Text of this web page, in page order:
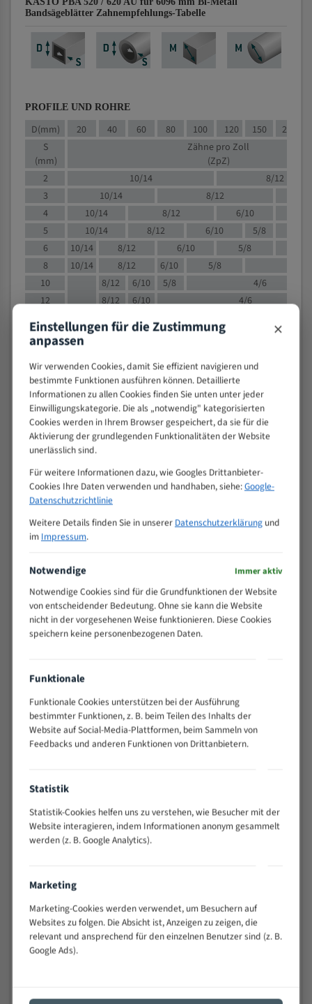
Bandsägeblätter Zahnempfehlungs-Tabelle
PROFILE UND ROHRE
D(mm) 20 40 60 80 100 120 150 200
S
(mm)
Zähne pro Zoll
(ZpZ)
2
10/14
8/12
3
10/14 8/12
4
10/14 8/12 6/10
5
10/14 8/12 6/10
5/8
6
10/14 8/12 6/10
5/8
8
10/14 8/12 6/10 5/8
10
8/12 6/10 5/8
4/6
12
8/12 6/10
4/6
8/12 6/10
20
4/6
50
4/5
80
> 100
VOLLMATERIAL
Zoll (ZpZ))
>
25
10/14
15 - 40
8/12
25 - 50
50 - 120
80 - 180
3/4
130 -
350
2/3
150 -
600
> 500
0,75/1,25
Vorteile:
Vielseitiges Bandsägeblatt für verschiedenste
Widerstandsfähig gegen Zahnbruch auch bei
schwierigen Werkstücken (Materialmischung,
wechselnde Verbindungslängen)
Sehr geringe Vibration
Technische Beschreibung:
Positiver Spanwinkel
Bandkörper aus hochlegiertem Federstahl
Legierte HSS-beschichtete Zahnspitzen
Einstellungen für die Zustimmung
anpassen ×
Wir verwenden Cookies, damit Sie effizient navigieren und
bestimmte Funktionen ausführen können. Detaillierte
Informationen zu allen Cookies finden Sie unten unter jeder
Einwilligungskategorie. Die als „notwendig" kategorisierten
Cookies werden in Ihrem Browser gespeichert, da sie für die
Aktivierung der grundlegenden Funktionalitäten der Website
unerlässlich sind.
Für weitere Informationen dazu, wie Googles Drittanbieter-
Cookies Ihre Daten verwenden und handhaben, siehe:Google-
Datenschutzrichtlinie
Weitere Details finden Sie in unserer Datenschutzerklärungund
im Impressum.
Notwendige Immer aktiv
Notwendige Cookies sind für die Grundfunktionen der Website
von entscheidender Bedeutung. Ohne sie kann die Website
nicht in der vorgesehenen Weise funktionieren. Diese Cookies
speichern keine personenbezogenen Daten.
Funktionale
Funktionale Cookies unterstützen bei der Ausführung
bestimmter Funktionen, z. B. beim Teilen des Inhalts der
Website auf Social-Media-Plattformen, beim Sammeln von
Feedbacks und anderen Funktionen von Drittanbietern.
Statistik
Statistik-Cookies helfen uns zu verstehen, wie Besucher mit der
Website interagieren, indem Informationen anonym gesammelt
werden (z. B. Google Analytics).
Marketing
Marketing-Cookies werden verwendet, um Besuchern auf
Websites zu folgen. Die Absicht ist, Anzeigen zu zeigen, die
relevant und ansprechend für den einzelnen Benutzer sind (z. B.
Google Ads).